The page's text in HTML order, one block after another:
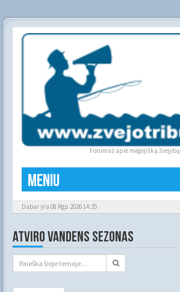
Forumas apie mėgėjišką žvejybą
Meniu
Dabar yra 08 Rgp 2026 14:35
ATVIRO VANDENS SEZONAS